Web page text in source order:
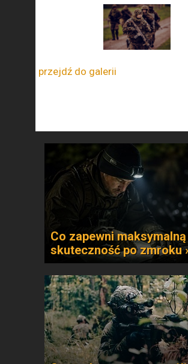
przejdź do galerii
Co zapewni maksymalną
skuteczność po zmroku